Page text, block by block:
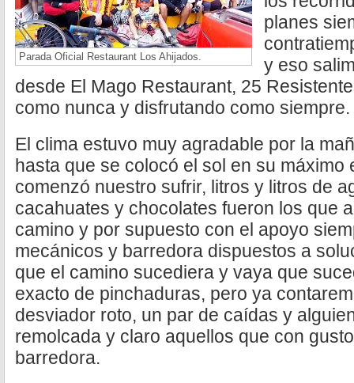
Parada Oficial Restaurant Los Ahijados.
planes
y eso
desde El Mago Restaurant, 25
como nunca y disfrutando como siempre.
El clima estuvo muy agradable por la
hasta que se colocó el sol en su máximo
comenzó nuestro sufrir, litros y litros de
cacahuates y chocolates fueron los que
camino y por supuesto con el apoyo
mecánicos y barredora dispuestos a
que el camino sucediera y vaya que
exacto de pinchaduras, pero ya
desviador roto, un par de caídas y
remolcada y claro aquellos que con
barredora.